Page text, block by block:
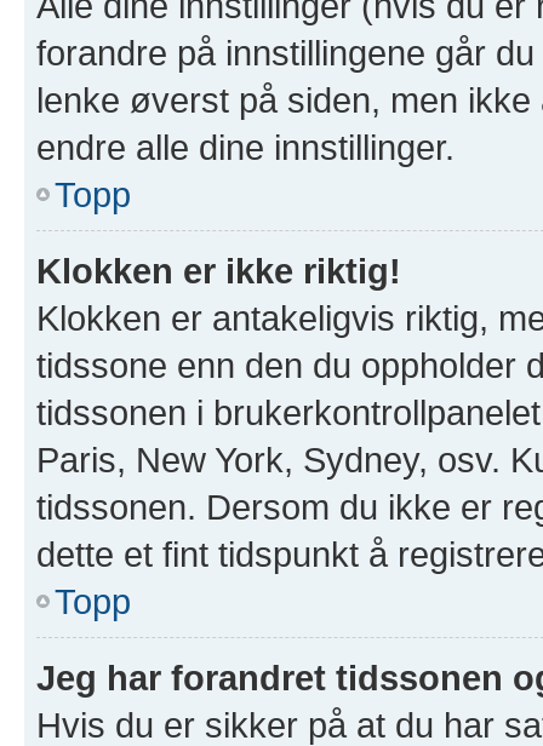
forandre på innstillingene går
lenke øverst på siden, men
endre alle dine innstillinger.
Topp
Klokken er ikke riktig!
Klokken er antakeligvis riktig,
tidssone enn den du oppholder
tidssonen i
Paris, New York, Sydney, osv.
tidssonen. Dersom du ikke er
dette et fint tidspunkt å
Topp
Jeg har forandret tidssonen
Hvis du er sikker på at du har